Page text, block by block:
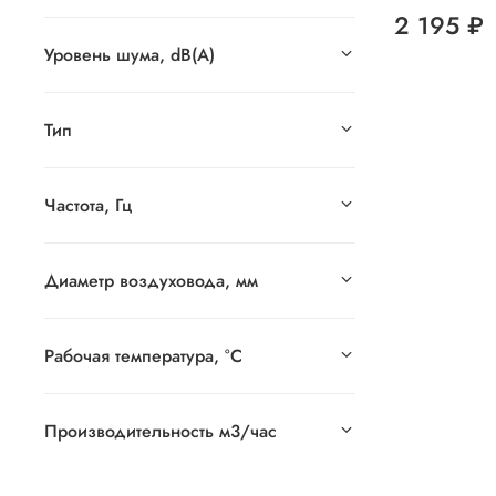
2 195 ₽
Уровень шума, dB(A)
Тип
Частота, Гц
Диаметр воздуховода, мм
Рабочая температура, °C
Производительность м3/час